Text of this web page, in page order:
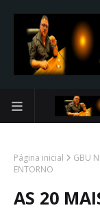
Página inicial GBU
ENTORNO
AS 20